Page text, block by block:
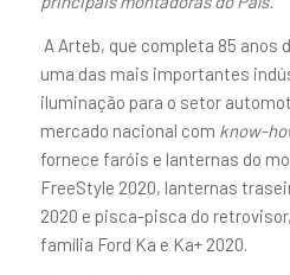
A Arteb, que completa 85 anos
uma das mais importantes
iluminação para o setor
mercado nacional com know-
fornece faróis e lanternas do
FreeStyle 2020, lanternas
2020 e pisca-pisca do
família Ford Ka e Ka+ 2020.